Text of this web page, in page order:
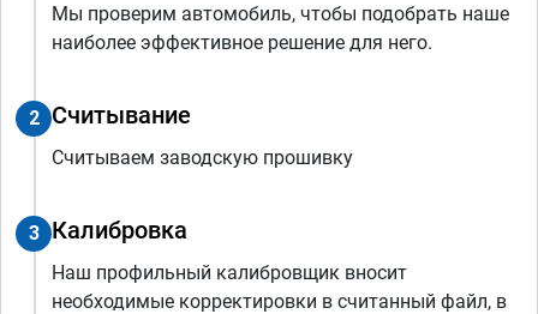
Мы проверим автомобиль, чтобы подобрать наше
наиболее эффективное решение для него.
2 Считывание
Считываем заводскую прошивку
3 Калибровка
Наш профильный калибровщик вносит
необходимые корректировки в считанный файл, в